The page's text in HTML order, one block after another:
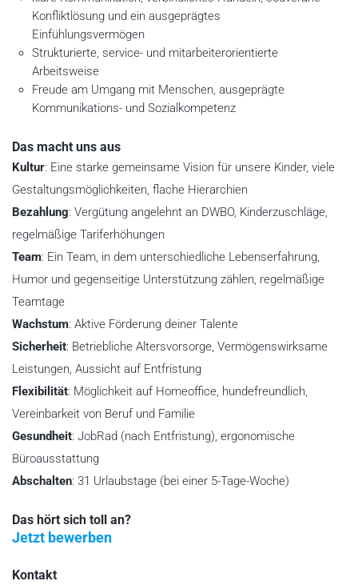
Konfliktlösung und ein ausgeprägtes
Einfühlungsvermögen
Strukturierte, service- und mitarbeiterorientierte
Arbeitsweise
Freude am Umgang mit Menschen, ausgeprägte
Kommunikations- und Sozialkompetenz
Das macht uns aus
Kultur: Eine starke gemeinsame Vision für unsere Kinder, viele
Gestaltungsmöglichkeiten, flache Hierarchien
Bezahlung: Vergütung angelehnt an DWBO, Kinderzuschläge,
regelmäßige Tariferhöhungen
Team: Ein Team, in dem unterschiedliche Lebenserfahrung,
Humor und gegenseitige Unterstützung zählen, regelmäßige
Teamtage
Wachstum: Aktive Förderung deiner Talente
Sicherheit: Betriebliche Altersvorsorge, Vermögenswirksame
Leistungen, Aussicht auf Entfristung
Flexibilität: Möglichkeit auf Homeoffice, hundefreundlich,
Vereinbarkeit von Beruf und Familie
Gesundheit: JobRad (nach Entfristung), ergonomische
Büroausstattung
Abschalten: 31 Urlaubstage (bei einer 5-Tage-Woche)
Das hört sich toll an?
Jetzt bewerben
Kontakt